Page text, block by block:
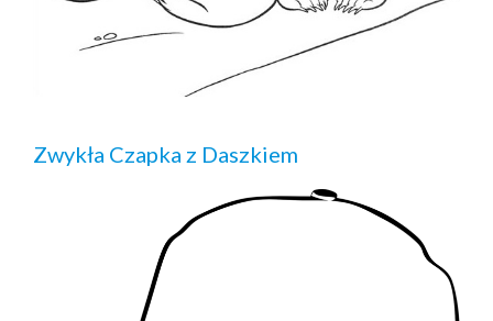
Zwykła Czapka z Daszkiem